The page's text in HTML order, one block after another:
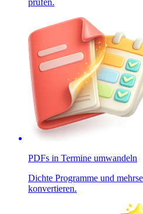
prüfen.
PDFs in Termine umwandeln
Dichte Programme und
konvertieren.